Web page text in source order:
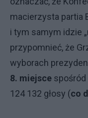
macierzysta partia
i tym samym idzie
przypomnieć, że
wyborach
8. miejsce spośród
124 132 głosy (co